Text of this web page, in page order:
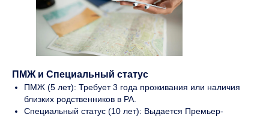
ПМЖ и Специальный статус
ПМЖ (5 лет): Требует 3 года проживания или наличия
близких родственников в РА.
Специальный статус (10 лет): Выдается Премьер-